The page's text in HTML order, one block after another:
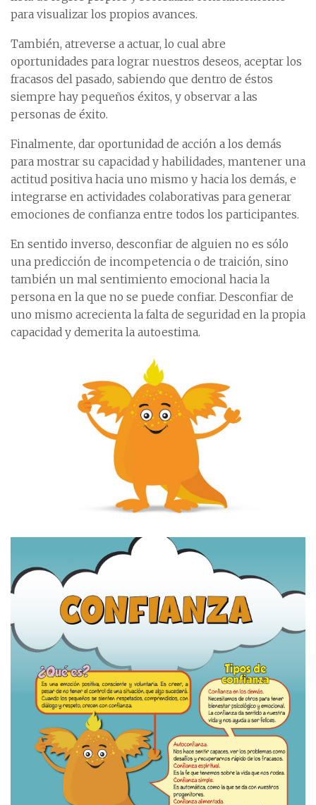
para visualizar los propios avances.
También, atreverse a actuar, lo cual abre
oportunidades para lograr nuestros deseos, aceptar los
fracasos del pasado, sabiendo que dentro de éstos
siempre hay pequeños éxitos, y observar a las
personas de éxito.
Finalmente, dar oportunidad de acción a los demás
para mostrar su capacidad y habilidades, mantener una
actitud positiva hacia uno mismo y hacia los demás, e
integrarse en actividades colaborativas para generar
emociones de confianza entre todos los participantes.
En sentido inverso, desconfiar de alguien no es sólo
una predicción de incompetencia o de traición, sino
también un mal sentimiento emocional hacia la
persona en la que no se puede confiar. Desconfiar de
uno mismo acrecienta la falta de seguridad en la propia
capacidad y demerita la autoestima.